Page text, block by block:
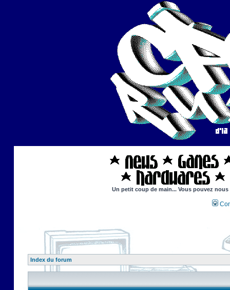
Un petit coup de main... Vous pouvez
Index du forum